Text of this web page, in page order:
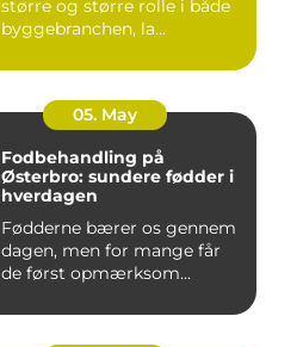
større og større rolle i både
byggebranchen, la...
05. May
Fodbehandling på
Østerbro: sundere fødder i
hverdagen
Fødderne bærer os gennem
dagen, men for mange får
de først opmærksom...